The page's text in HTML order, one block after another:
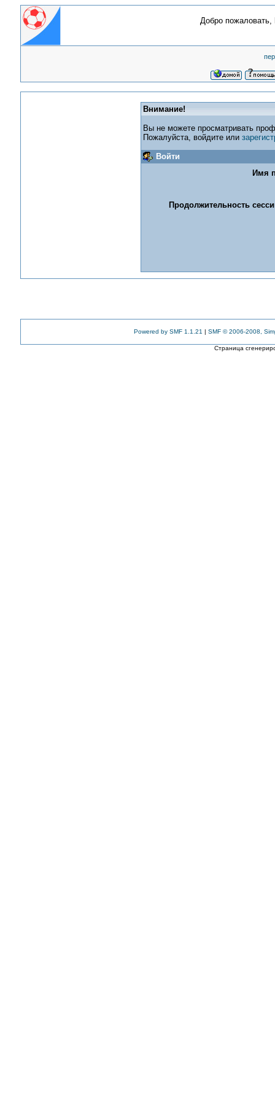
Добро пожаловать,
Внимание!
Вы не можете просматривать
Пожалуйста, войдите или
Войти
Имя
Продолжительность
Powered by SMF 1.1.21 | SMF © 2006-2008,
Страница